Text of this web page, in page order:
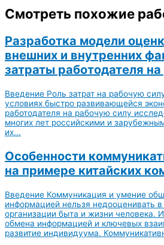
Смотреть похожие
Разработка модели
внешних и внутренних
затраты работодателя
Введение Роль затрат на рабочую
условиях быстро развивающейся
работодателя на рабочую силу
многих лет российскими и
их...
Особенности
на примере китайских
Введение Коммуникация и умение
информацией нельзя недооценивать
организации быта и жизни человека.
обмена информацией и ключевых
развитие индивидуума.